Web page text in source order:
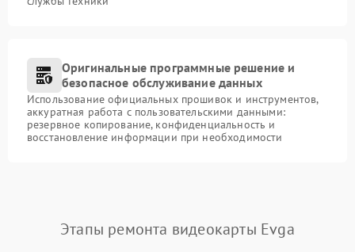
Оригинальные программные решение и
безопасное обслуживание данных
Использование официальных прошивок и инструментов,
аккуратная работа с пользовательскими данными:
резервное копирование, конфиденциальность и
восстановление информации при необходимости
Этапы ремонта видеокарты Evga